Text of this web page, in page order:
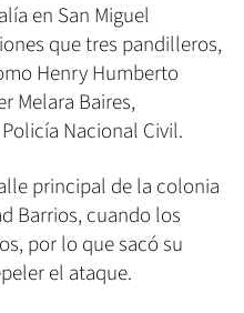
en San Miguel
que tres pandilleros,
Henry Humberto
Melara Baires,
Nacional Civil.
principal de la colonia
Barrios, cuando los
por lo que sacó su
el ataque.